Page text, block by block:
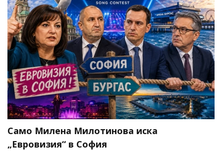
Само Милена Милотинова иска
„Евровизия“ в София